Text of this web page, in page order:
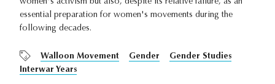
women's activism but also, despite its relative failure, as an
essential preparation for women's movements during the
following decades.
Walloon Movement Gender
Gender Studies
Interwar Years